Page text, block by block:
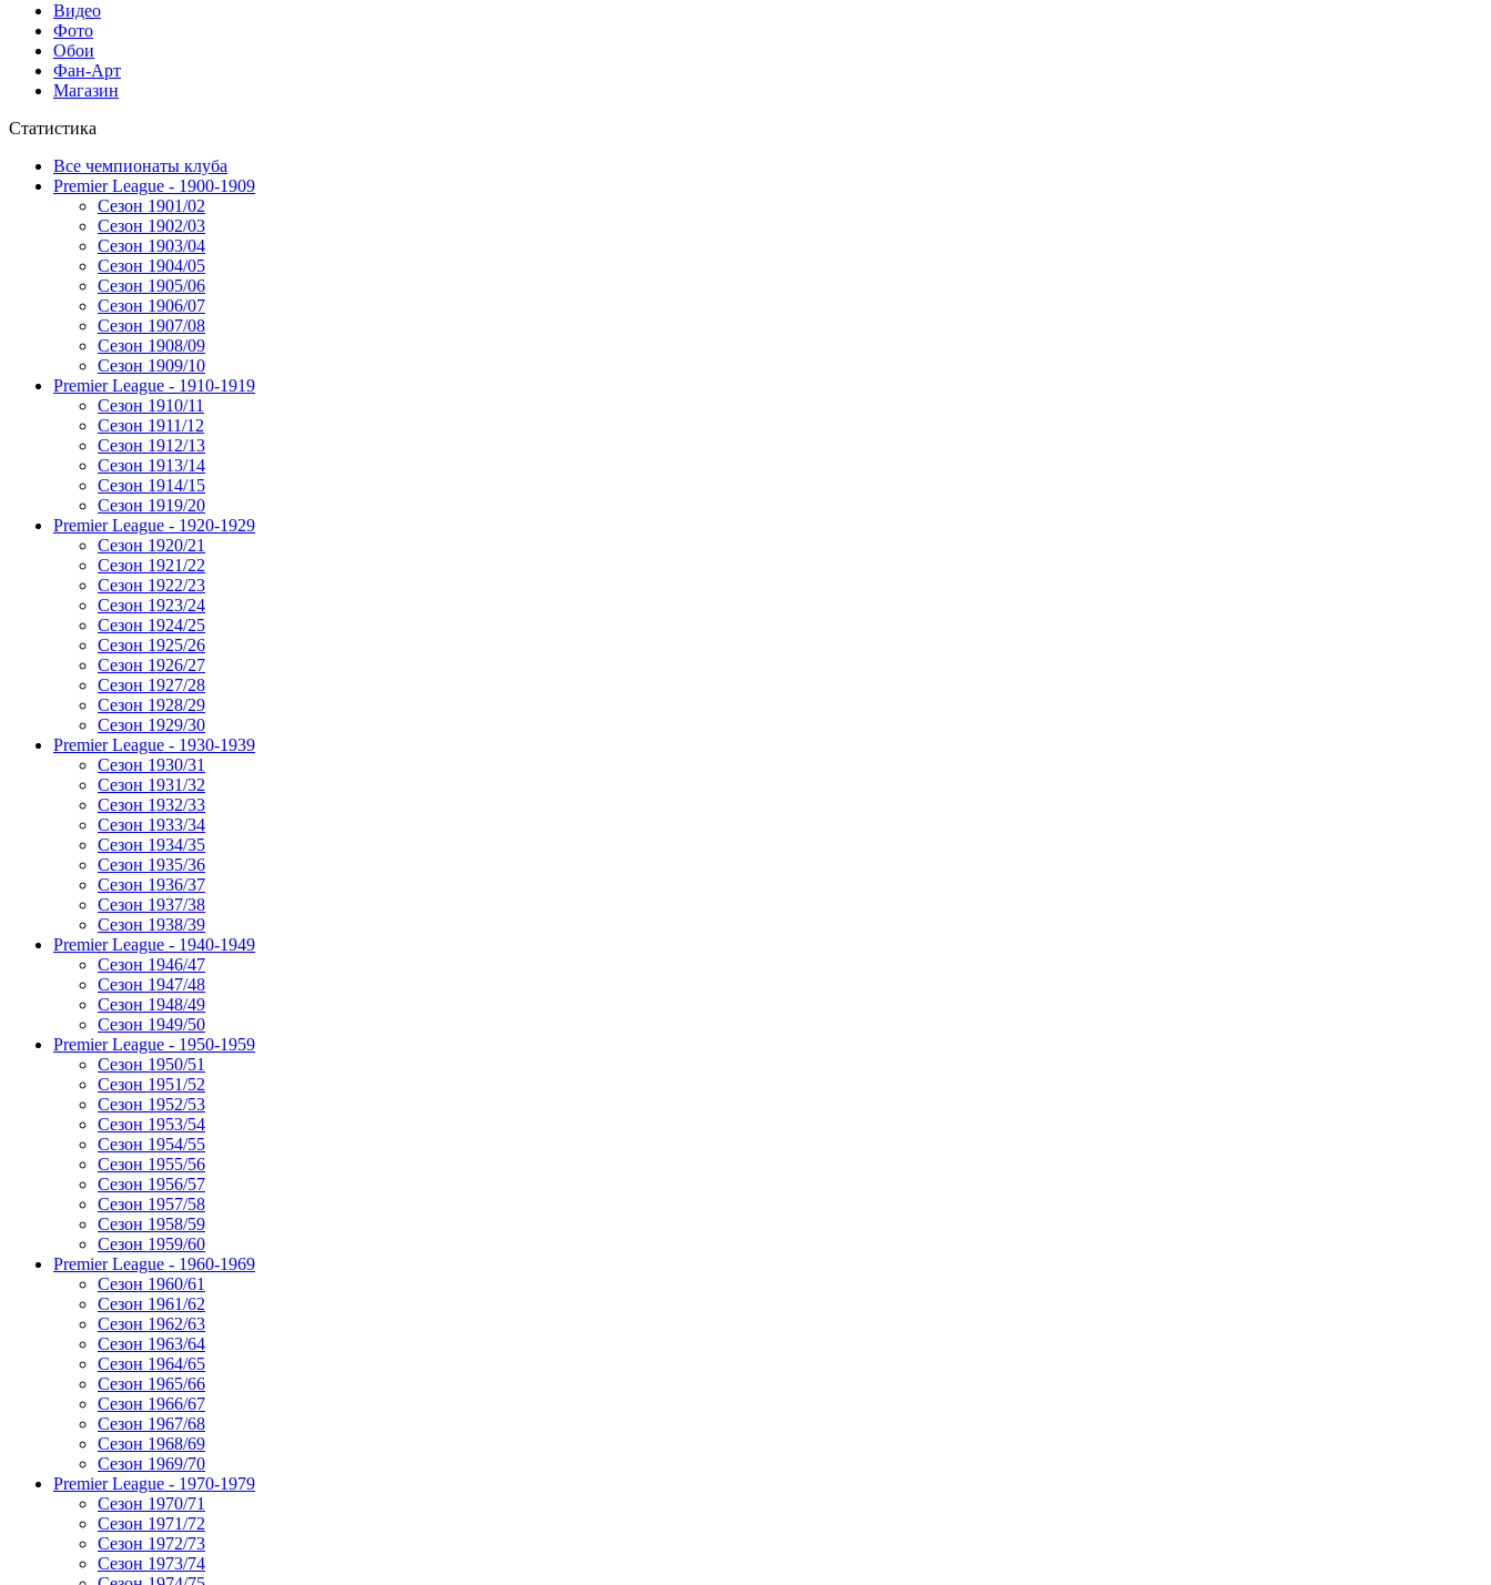
Видео
Фото
Обои
Фан-Арт
Магазин
Статистика
Все чемпионаты клуба
Premier League - 1900-1909
Сезон 1901/02
Сезон 1902/03
Сезон 1903/04
Сезон 1904/05
Сезон 1905/06
Сезон 1906/07
Сезон 1907/08
Сезон 1908/09
Сезон 1909/10
Premier League - 1910-1919
Сезон 1910/11
Сезон 1911/12
Сезон 1912/13
Сезон 1913/14
Сезон 1914/15
Сезон 1919/20
Premier League - 1920-1929
Сезон 1920/21
Сезон 1921/22
Сезон 1922/23
Сезон 1923/24
Сезон 1924/25
Сезон 1925/26
Сезон 1926/27
Сезон 1927/28
Сезон 1928/29
Сезон 1929/30
Premier League - 1930-1939
Сезон 1930/31
Сезон 1931/32
Сезон 1932/33
Сезон 1933/34
Сезон 1934/35
Сезон 1935/36
Сезон 1936/37
Сезон 1937/38
Сезон 1938/39
Premier League - 1940-1949
Сезон 1946/47
Сезон 1947/48
Сезон 1948/49
Сезон 1949/50
Premier League - 1950-1959
Сезон 1950/51
Сезон 1951/52
Сезон 1952/53
Сезон 1953/54
Сезон 1954/55
Сезон 1955/56
Сезон 1956/57
Сезон 1957/58
Сезон 1958/59
Сезон 1959/60
Premier League - 1960-1969
Сезон 1960/61
Сезон 1961/62
Сезон 1962/63
Сезон 1963/64
Сезон 1964/65
Сезон 1965/66
Сезон 1966/67
Сезон 1967/68
Сезон 1968/69
Сезон 1969/70
Premier League - 1970-1979
Сезон 1970/71
Сезон 1971/72
Сезон 1972/73
Сезон 1973/74